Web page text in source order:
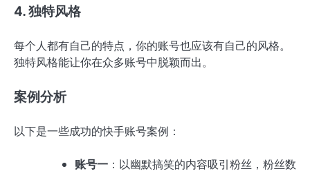
4. 独特风格
每个人都有自己的特点，你的账号也应该有自己的风格。
独特风格能让你在众多账号中脱颖而出。
案例分析
以下是一些成功的快手账号案例：
账号一 ：以幽默搞笑的内容吸引粉丝，粉丝数